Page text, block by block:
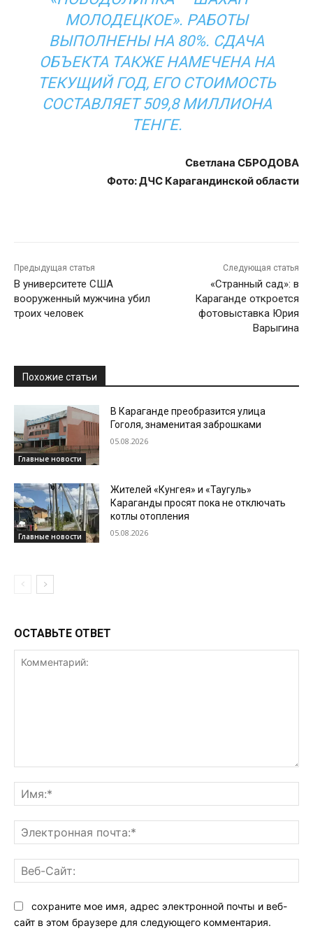
МОЛОДЕЦКОЕ». РАБОТЫ
ВЫПОЛНЕНЫ НА 80%. СДАЧА
ОБЪЕКТА ТАКЖЕ НАМЕЧЕНА НА
ТЕКУЩИЙ ГОД, ЕГО СТОИМОСТЬ
СОСТАВЛЯЕТ 509,8 МИЛЛИОНА
ТЕНГЕ.
Светлана СБРОДОВА
Фото: ДЧС Карагандинской области
Предыдущая статья
В университете США
вооруженный мужчина убил
троих человек
Следующая статья
«Странный сад»: в
Караганде откроется
фотовыставка Юрия
Варыгина
Похожие статьи
Главные новости
В Караганде преобразится улица
Гоголя, знаменитая заброшками
05.08.2026
Главные новости
Жителей «Кунгея» и «Таугуль»
Караганды просят пока не отключать
котлы отопления
05.08.2026
ОСТАВЬТЕ ОТВЕТ
сохраните мое имя, адрес электронной почты и веб-
сайт в этом браузере для следующего комментария.